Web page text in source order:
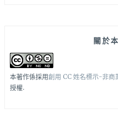
關於
本著作係採用創用 CC 姓名標示-非
授權.